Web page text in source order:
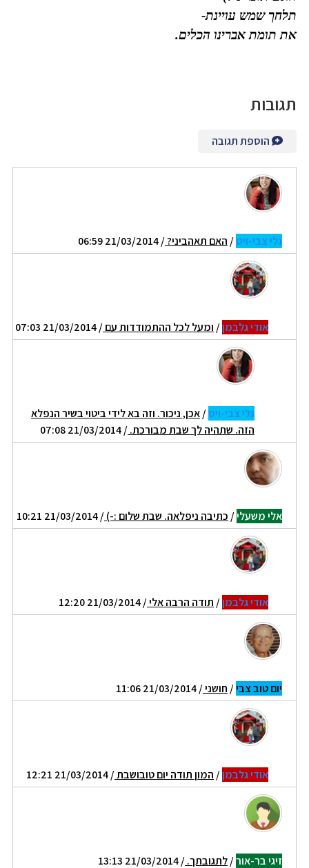
תלחך שמש עויינת-
את תומת אברינו הכלים.
תגובות
הוספת תגובה
גלי צבי-ויס/ האם תאהביני?/ 21/03/2014 06:59
אודי גלבמן/ ומעל לכל ההתמודדות עם/ 21/03/2014 07:03
גלי צבי-ויס/אכן, ניכור. וזה בא לידי ביטוי בשיר הנפלא
הזה. שתהיה לך שבת מבורכת./ 21/03/2014 07:08
אלי משעלי/ כתיבה ניפלאה. שבת שלום :-)/ 21/03/2014 10:21
אודי גלבמן/ תודה הרבה אלי/ 21/03/2014 12:20
יום טוב צבי/ חושני/ 21/03/2014 11:06
אודי גלבמן/ המון תודה יום טובושבת/ 21/03/2014 12:21
זיגי בר-אור/לתגובתך./ 21/03/2014 13:13